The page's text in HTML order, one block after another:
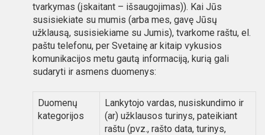
tvarkymas (įskaitant – išsaugojimas)). Kai Jūs
susisiekiate su mumis (arba mes, gavę Jūsų
užklausą, susisiekiame su Jumis), tvarkome raštu, el.
paštu telefonu, per Svetainę ar kitaip vykusios
komunikacijos metu gautą informaciją, kurią gali
sudaryti ir asmens duomenys:
Duomenų
kategorijos
Lankytojo vardas, nusiskundimo ir
(ar) užklausos turinys, pateikiant
raštu (pvz., rašto data, turinys,